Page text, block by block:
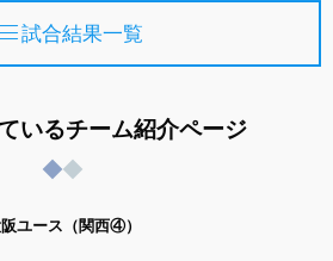
試合結果一覧
いるチーム紹介ページ
ユース（関西④）